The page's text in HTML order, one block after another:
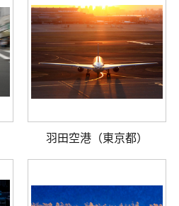
羽田空港（東京都）